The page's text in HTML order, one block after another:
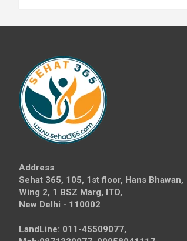
Address
Sehat 365, 105, 1st floor, Hans Bhawan,
Wing 2, 1 BSZ Marg, ITO,
New Delhi - 110002
LandLine: 011-45509077,